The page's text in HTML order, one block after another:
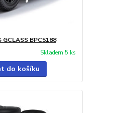
GCLASS BPC5188
Skladem 5 ks
do košíku